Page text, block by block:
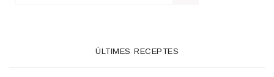
ÚLTIMES RECEPTES